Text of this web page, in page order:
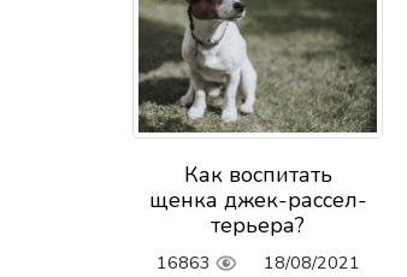
Как воспитать
щенка джек-рассел-
терьера?
16863 18/08/2021